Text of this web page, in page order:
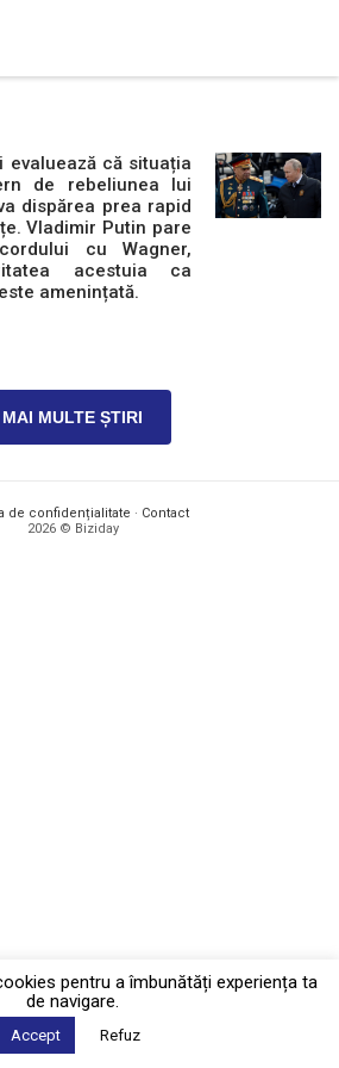
evaluează că situația
de rebeliunea lui
dispărea prea rapid
Vladimir Putin pare
cu Wagner,
acestuia ca
amenințată.
MAI MULTE ȘTIRI
de confidențialitate · Contact
2026 © Biziday
pentru a îmbunătăți experiența ta
de navigare.
Accept Refuz